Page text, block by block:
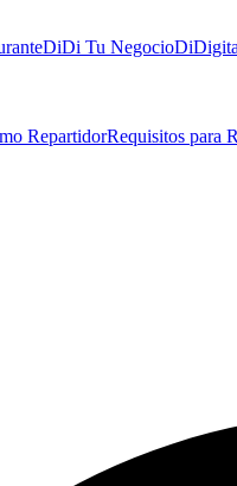
DiDi Tu Negocio
RepartidorRequisitos para